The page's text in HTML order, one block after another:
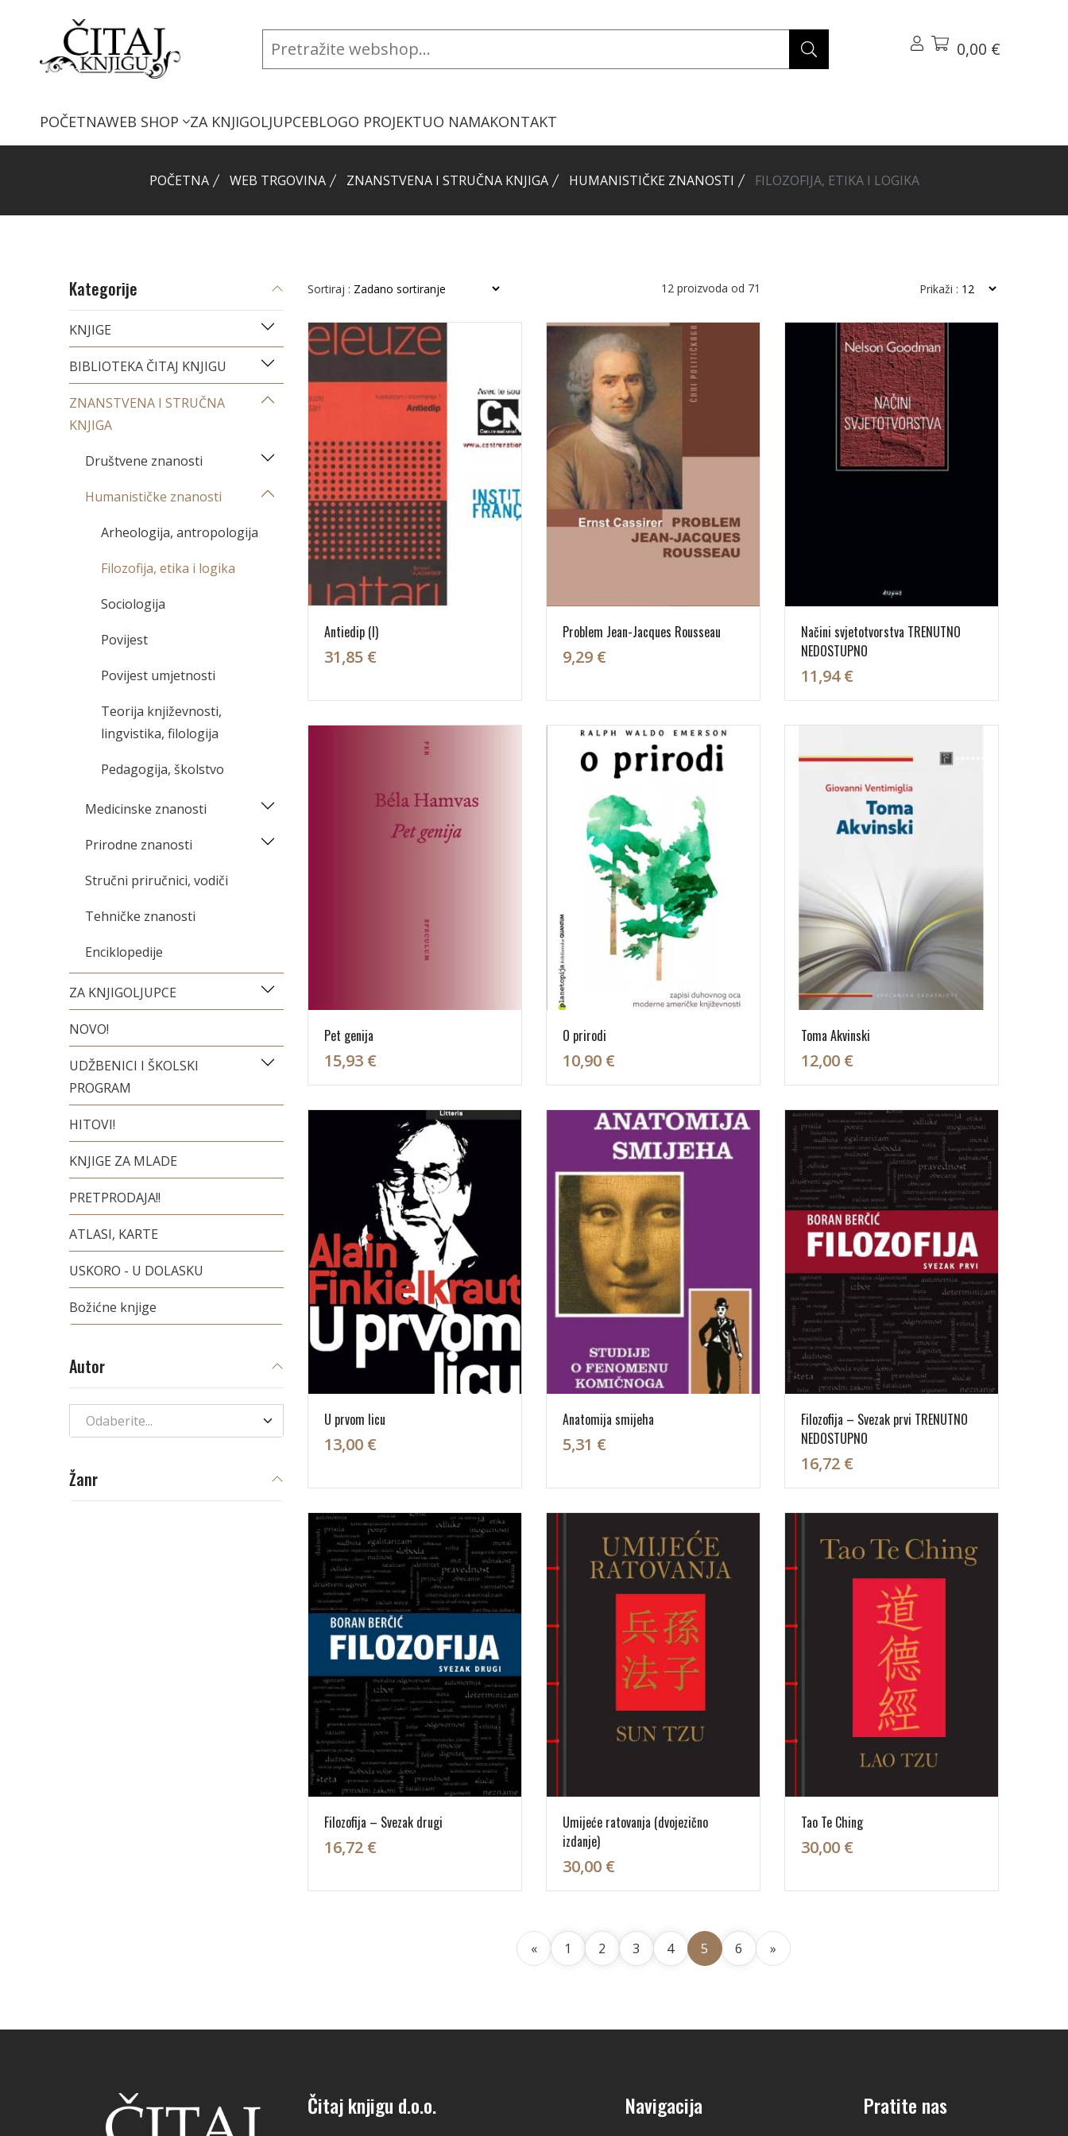
0,00 €
POČETNAWEB SHOP ZA KNJIGOLJUPCEBLOGO PROJEKTUO NAMAKONTAKT
POČETNA WEB TRGOVINA ZNANSTVENA I STRUČNA KNJIGA HUMANISTIČKE ZNANOSTI FILOZOFIJA, ETIKA I LOGIKA
Sortiraj : 12 proizvoda od 71 Prikaži :
Antiedip (I)
31,85 €
Problem Jean-Jacques Rousseau
9,29 €
Načini svjetotvorstva TRENUTNO
NEDOSTUPNO
11,94 €
Pet genija
15,93 €
O prirodi
10,90 €
Toma Akvinski
12,00 €
U prvom licu
13,00 €
Anatomija smijeha
5,31 €
Filozofija – Svezak prvi TRENUTNO
NEDOSTUPNO
16,72 €
Filozofija – Svezak drugi
16,72 €
Umijeće ratovanja (dvojezično
izdanje)
30,00 €
Tao Te Ching
30,00 €
« 1 2 3 4 5 6 »
Kategorije
KNJIGE
BIBLIOTEKA ČITAJ KNJIGU
ZNANSTVENA I STRUČNA
KNJIGA
Društvene znanosti
Humanističke znanosti
Arheologija, antropologija
Filozofija, etika i logika
Sociologija
Povijest
Povijest umjetnosti
Teorija književnosti,
lingvistika, filologija
Pedagogija, školstvo
Medicinske znanosti
Prirodne znanosti
Stručni priručnici, vodiči
Tehničke znanosti
Enciklopedije
ZA KNJIGOLJUPCE
NOVO!
UDŽBENICI I ŠKOLSKI
PROGRAM
HITOVI!
KNJIGE ZA MLADE
PRETPRODAJA!!
ATLASI, KARTE
USKORO - U DOLASKU
Božićne knjige
Autor
Odaberite...
Žanr
Čitaj knjigu d.o.o. Navigacija Pratite nas